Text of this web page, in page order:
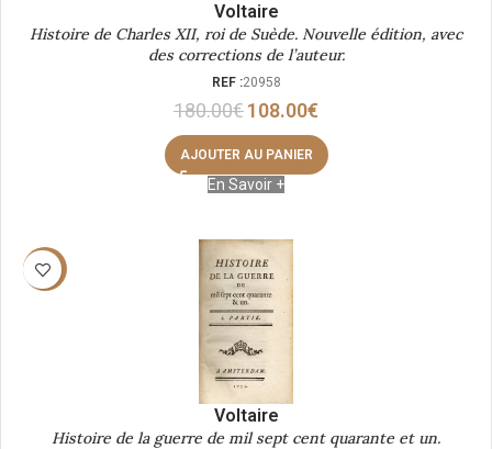
Voltaire
Histoire de Charles XII, roi de Suède. Nouvelle édition, avec
des corrections de l’auteur.
REF :20958
180.00€108.00€
AJOUTER AU PANIER
En Savoir +
-40%
Voltaire
Histoire de la guerre de mil sept cent quarante et un.